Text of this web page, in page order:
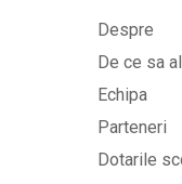
Despre
De ce sa
Echipa
Parteneri
Dotarile